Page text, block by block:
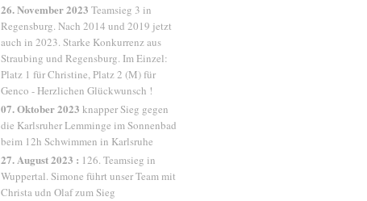
26. November 2023 Teamsieg 3 in
Regensburg. Nach 2014 und 2019 jetzt
auch in 2023. Starke Konkurrenz aus
Straubing und Regensburg. Im Einzel:
Platz 1 für Christine, Platz 2 (M) für
Genco - Herzlichen Glückwunsch !
07. Oktober 2023 knapper Sieg gegen
die Karlsruher Lemminge im Sonnenbad
beim 12h Schwimmen in Karlsruhe
27. August 2023 : 126. Teamsieg in
Wuppertal. Simone führt unser Team mit
Christa udn Olaf zum Sieg